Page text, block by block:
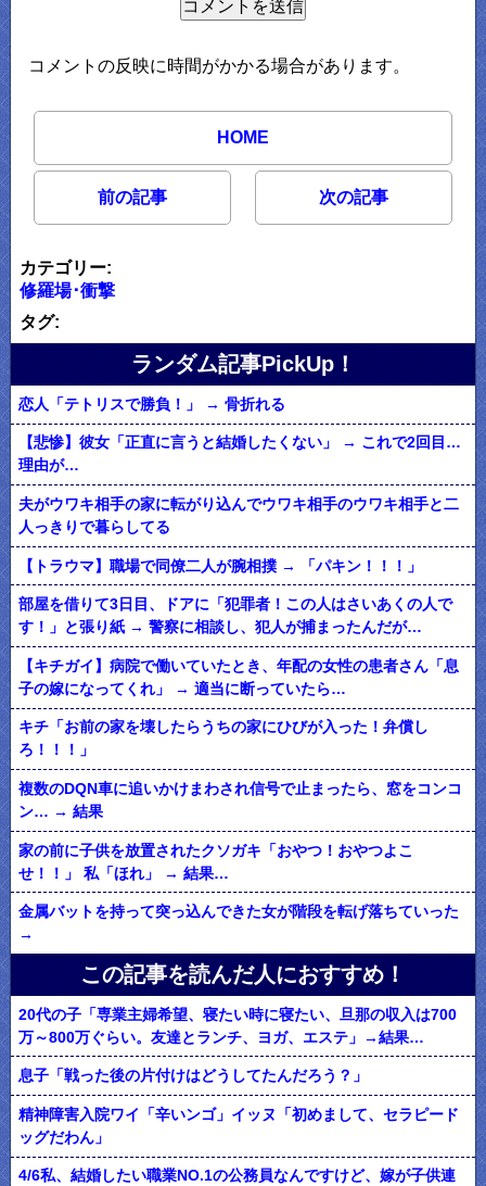
コメントの反映に時間がかかる場合があります。
HOME
前の記事 次の記事
カテゴリー:
修羅場･衝撃
タグ:
ランダム記事PickUp！
恋人「テトリスで勝負！」 → 骨折れる
【悲惨】彼女「正直に言うと結婚したくない」 → これで2回目…
理由が…
夫がウワキ相手の家に転がり込んでウワキ相手のウワキ相手と二
人っきりで暮らしてる
【トラウマ】職場で同僚二人が腕相撲 → 「パキン！！！」
部屋を借りて3日目、ドアに「犯罪者！この人はさいあくの人で
す！」と張り紙 → 警察に相談し、犯人が捕まったんだが…
【キチガイ】病院で働いていたとき、年配の女性の患者さん「息
子の嫁になってくれ」 → 適当に断っていたら…
キチ「お前の家を壊したらうちの家にひびが入った！弁償し
ろ！！！」
複数のDQN車に追いかけまわされ信号で止まったら、窓をコンコ
ン… → 結果
家の前に子供を放置されたクソガキ「おやつ！おやつよこ
せ！！」 私「ほれ」 → 結果…
金属バットを持って突っ込んできた女が階段を転げ落ちていった
→
この記事を読んだ人におすすめ！
20代の子「専業主婦希望、寝たい時に寝たい、旦那の収入は700
万～800万ぐらい。友達とランチ、ヨガ、エステ」→結果…
息子「戦った後の片付けはどうしてたんだろう？」
精神障害入院ワイ「辛いンゴ」イッヌ「初めまして、セラピード
ッグだわん」
4/6私、結婚したい職業NO.1の公務員なんですけど、嫁が子供連